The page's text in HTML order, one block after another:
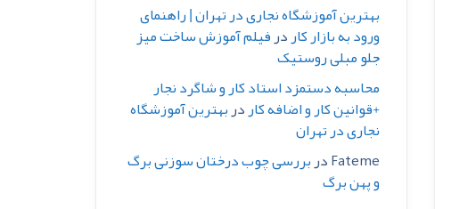
بهترین آموزشگاه نجاری در تهران | راهنمای
ورود به بازار کاردرفیلم آموزش ساخت میز
جلو مبلی روستیک
محاسبه دستمزد استاد کار و شاگرد نجار
+قوانین کار و اضافه کاردربهترین آموزشگاه
نجاری در تهران
Fatemeدربررسی چوب درختان سوزنی برگ
و پهن برگ